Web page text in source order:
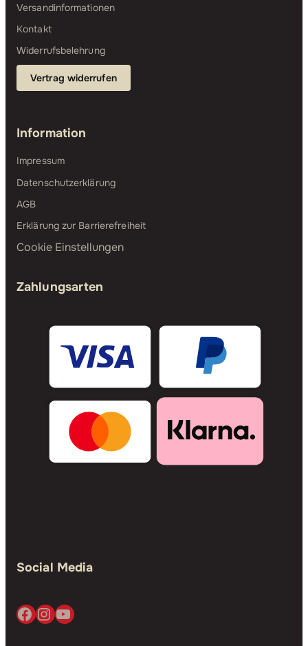
Versandinformationen
Kontakt
Widerrufsbelehrung
Vertrag widerrufen
Information
Impressum
Datenschutzerklärung
AGB
Erklärung zur Barrierefreiheit
Cookie Einstellungen
Zahlungsarten
Social Media
Facebook
Instagram
YouTube